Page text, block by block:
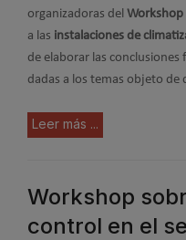
organizadoras del Workshop
a las instalaciones de
de elaborar las conclusiones
dadas a los temas objeto de
Leer más ...
Workshop
control en el